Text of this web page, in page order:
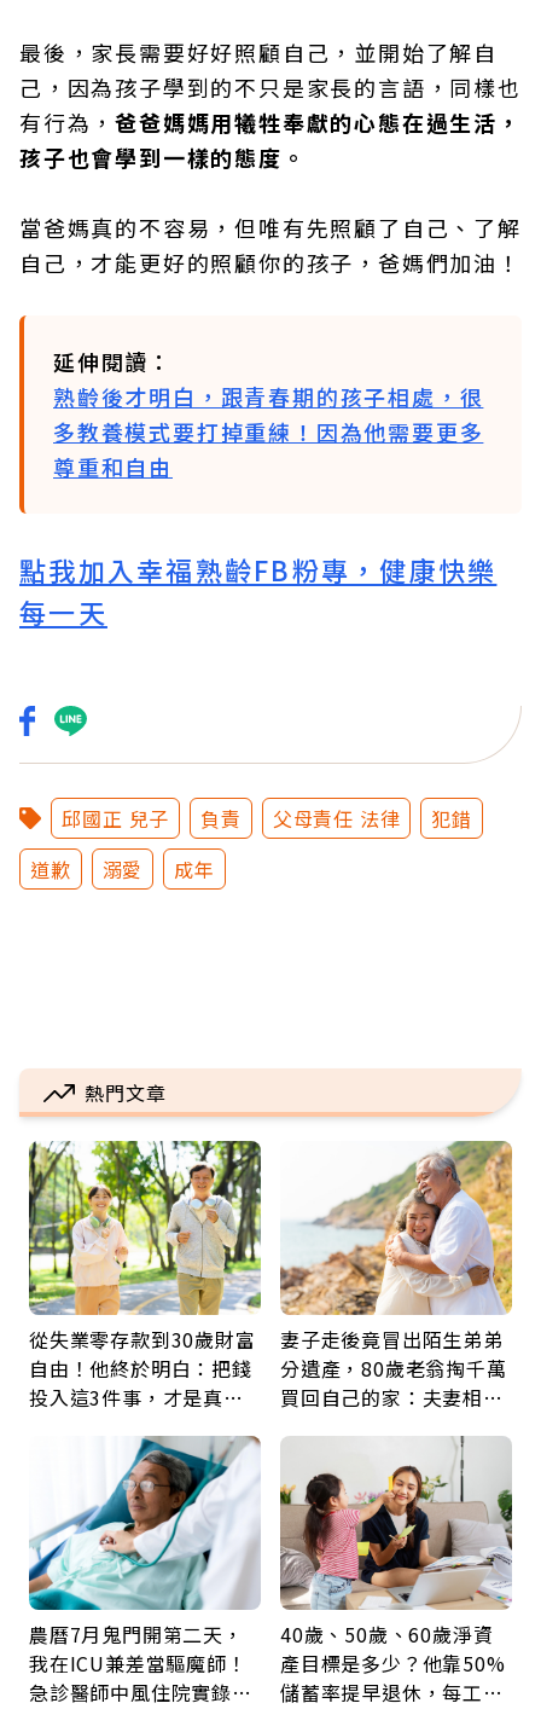
最後，家長需要好好照顧自己，並開始了解自
己，因為孩子學到的不只是家長的言語，同樣也
有行為，爸爸媽媽用犧牲奉獻的心態在過生活，
孩子也會學到一樣的態度。
當爸媽真的不容易，但唯有先照顧了自己、了解
自己，才能更好的照顧你的孩子，爸媽們加油！
延伸閱讀：
熟齡後才明白，跟青春期的孩子相處，很
多教養模式要打掉重練！因為他需要更多
尊重和自由
點我加入幸福熟齡FB粉專，健康快樂
每一天
邱國正 兒子 負責 父母責任 法律
犯錯
道歉
溺愛 成年
熱門文章
從失業零存款到30歲財富
自由！他終於明白：把錢
投入這3件事，才是真正
妻子走後竟冒出陌生弟弟
分遺產，80歲老翁掏千萬
買回自己的家：夫妻相守
農曆7月鬼門開第二天，
我在ICU兼差當驅魔師！
急診醫師中風住院實錄：
40歲、50歲、60歲淨資
產目標是多少？他靠50%
儲蓄率提早退休，每工作